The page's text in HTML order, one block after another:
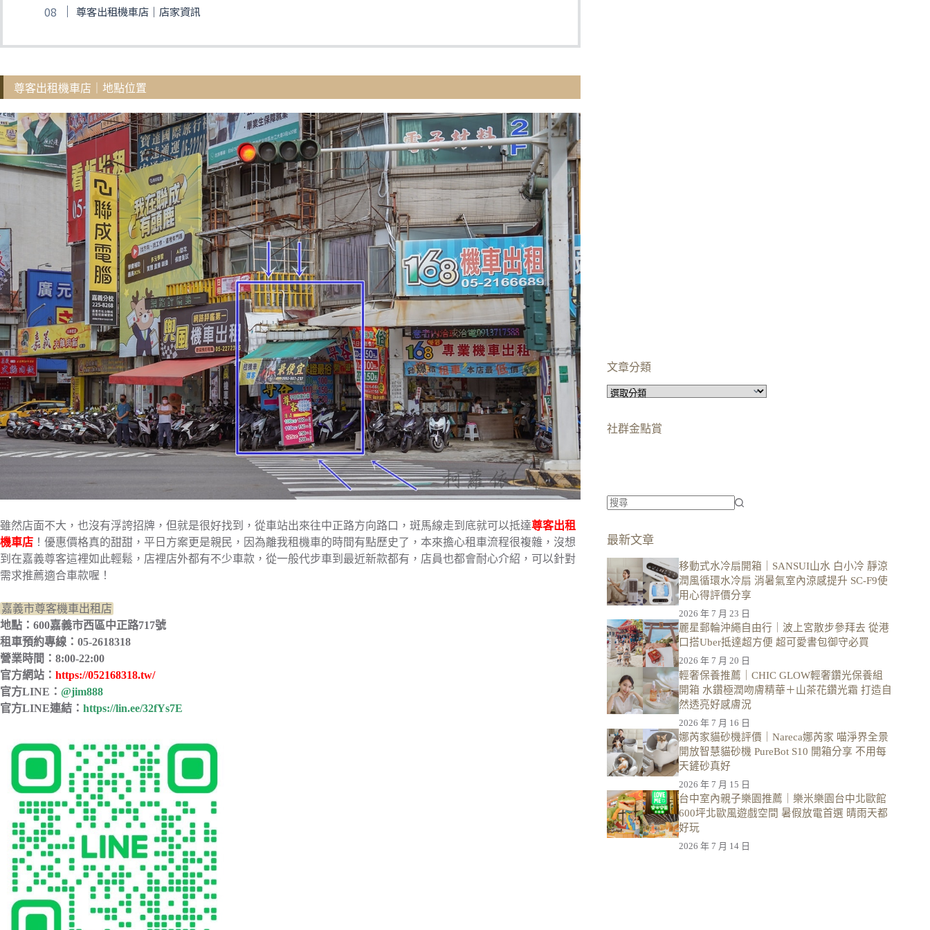
尊客出租機車店｜店家資訊
尊客出租機車店｜地點位置
雖然店面不大，也沒有浮誇招牌，但就是很好找到，從車站出來往中正路方向路口，斑馬線走到底就可以抵達尊客出租
機車店 ！優惠價格真的甜甜，平日方案更是親民，因為離我租機車的時間有點歷史了，本來擔心租車流程很複雜，沒想
到在嘉義尊客這裡如此輕鬆，店裡店外都有不少車款，從一般代步車到最近新款都有，店員也都會耐心介紹，可以針對
需求推薦適合車款喔！
嘉義市尊客機車出租店
地點：600嘉義市西區中正路717號
租車預約專線：05-2618318
營業時間：8:00-22:00
官方網站： https://052168318.tw/
官方LINE： @jim888
官方LINE連結： https://lin.ee/32fYs7E
文章分類
文
分
類
社群金點賞
不
符
合
條
件
的
結
果
最新文章
移動式水冷扇開箱｜SANSUI山水 白小冷 靜涼
潤風循環水冷扇 消暑氣室內涼感提升 SC-F9使
用心得評價分享
2026 年 7 月 23 日
麗星郵輪沖繩自由行｜波上宮散步參拜去 從港
口搭Uber抵達超方便 超可愛書包御守必買
2026 年 7 月 20 日
輕奢保養推薦｜CHIC GLOW輕奢鑽光保養組
開箱 水鑽極潤吻膚精華＋山茶花鑽光霜 打造自
然透亮好感膚況
2026 年 7 月 16 日
娜芮家貓砂機評價｜Nareca娜芮家 喵淨界全景
開放智慧貓砂機 PureBot S10 開箱分享 不用每
天鏟砂真好
2026 年 7 月 15 日
台中室內親子樂園推薦｜樂米樂園台中北歐館
600坪北歐風遊戲空間 暑假放電首選 晴雨天都
好玩
2026 年 7 月 14 日